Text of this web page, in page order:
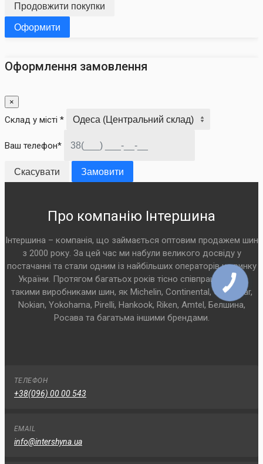
Продовжити покупки
Оформити
Оформлення замовлення
×
Склад у місті *
Ваш телефон*
Скасувати Замовити
Про компанію Інтершина
Інтершина – компанія, що займається оптовим продажем шин
з 2000 року. За цей час ми набули великого досвіду у
постачанні та стали одним із найбільших операторів на ринку
України. Протягом багатьох років тісно співпрацюємо з
такими виробниками шин, як Michelin, Continental, Goodyear,
Nokian, Yokohama, Pirelli, Hankook, Riken, Amtel, Белшина,
Росава та багатьма іншими брендами.
ТЕЛЕФОН
+38(096) 00 00 543
EMAIL
info@intershyna.ua